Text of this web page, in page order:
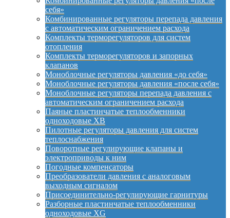
себя»
Комбинированные регуляторы перепада давления
с автоматическим ограничением расхода
Комплекты терморегуляторов для систем
отопления
Комплекты терморегуляторов и запорных
клапанов
Моноблочные регуляторы давления «до себя»
Моноблочные регуляторы давления «после себя»
Моноблочные регуляторы перепада давления с
автоматическим ограничением расхода
Паяные пластинчатые теплообменники
одноходовые XB
Пилотные регуляторы давления для систем
теплоснабжения
Поворотные регулирующие клапаны и
электроприводы к ним
Погодные компенсаторы
Преобразователи давления с аналоговым
выходным сигналом
Присоединительно-регулирующие гарнитуры
Разборные пластинчатые теплообменники
одноходовые XG